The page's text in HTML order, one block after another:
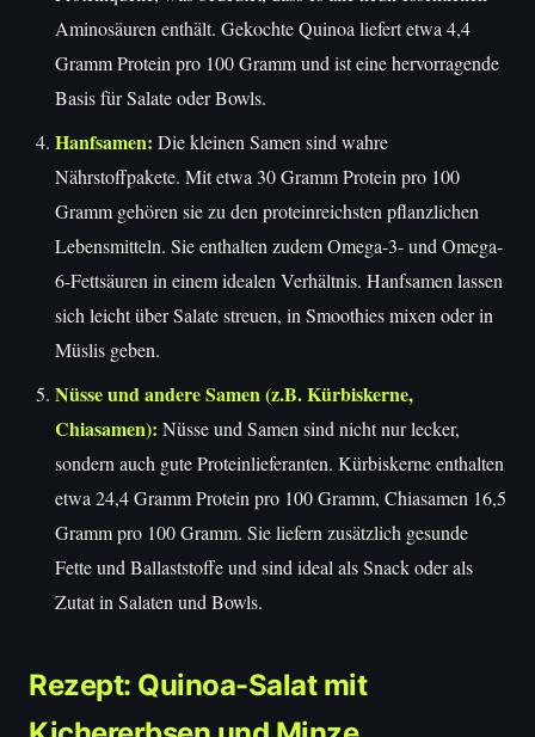
Aminosäuren enthält. Gekochte Quinoa liefert etwa 4,4
Gramm Protein pro 100 Gramm und ist eine hervorragende
Basis für Salate oder Bowls.
Hanfsamen: Die kleinen Samen sind wahre
Nährstoffpakete. Mit etwa 30 Gramm Protein pro 100
Gramm gehören sie zu den proteinreichsten pflanzlichen
Lebensmitteln. Sie enthalten zudem Omega-3- und Omega-
6-Fettsäuren in einem idealen Verhältnis. Hanfsamen lassen
sich leicht über Salate streuen, in Smoothies mixen oder in
Müslis geben.
Nüsse und andere Samen (z.B. Kürbiskerne,
Chiasamen): Nüsse und Samen sind nicht nur lecker,
sondern auch gute Proteinlieferanten. Kürbiskerne enthalten
etwa 24,4 Gramm Protein pro 100 Gramm, Chiasamen 16,5
Gramm pro 100 Gramm. Sie liefern zusätzlich gesunde
Fette und Ballaststoffe und sind ideal als Snack oder als
Zutat in Salaten und Bowls.
Rezept: Quinoa-Salat mit